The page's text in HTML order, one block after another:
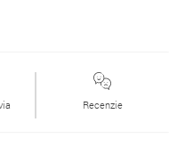
Recenzie